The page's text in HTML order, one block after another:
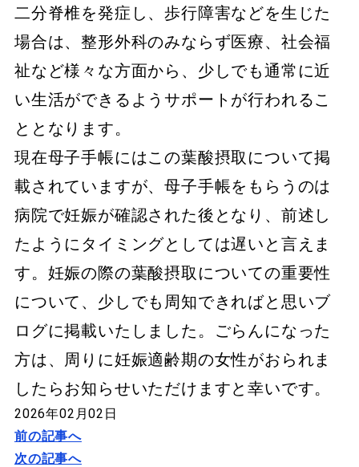
二分脊椎を発症し、歩行障害などを生じた
場合は、整形外科のみならず医療、社会福
祉など様々な方面から、少しでも通常に近
い生活ができるようサポートが行われるこ
ととなります。
現在母子手帳にはこの葉酸摂取について掲
載されていますが、母子手帳をもらうのは
病院で妊娠が確認された後となり、前述し
たようにタイミングとしては遅いと言えま
す。妊娠の際の葉酸摂取についての重要性
について、少しでも周知できればと思いブ
ログに掲載いたしました。ごらんになった
方は、周りに妊娠適齢期の女性がおられま
したらお知らせいただけますと幸いです。
2026年02月02日
前の記事へ
次の記事へ